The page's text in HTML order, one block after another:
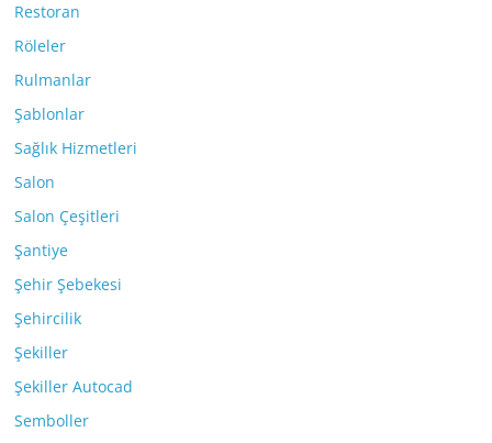
Restoran
Röleler
Rulmanlar
Şablonlar
Sağlık Hizmetleri
Salon
Salon Çeşitleri
Şantiye
Şehir Şebekesi
Şehircilik
Şekiller
Şekiller Autocad
Semboller